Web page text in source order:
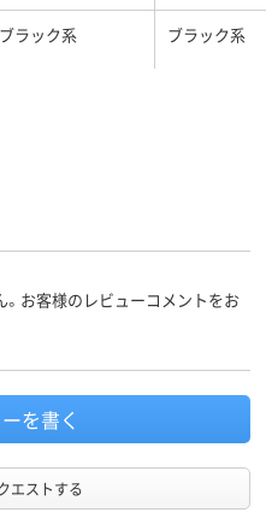
ブラック系 ブラック系
お客様のレビューコメントをお
を書く
エストする